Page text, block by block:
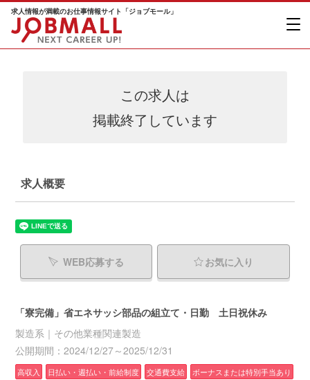
求人情報が満載のお仕事情報サイト「ジョブモール」
この求人は
掲載終了しています
求人概要
WEB応募する お気に入り
「寮完備」省エネサッシ部品の組立て・日勤 土日祝休み
製造系｜その他業種関連製造
公開期間：2024/12/27～2025/12/31
高収入 日払い・週払い・前給制度 交通費支給
ボーナスまたは特別手当あり